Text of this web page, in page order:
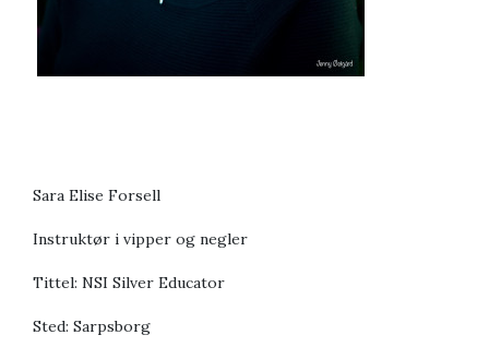
Sara Elise Forsell
Instruktør i vipper og negler
Tittel: NSI Silver Educator
Sted: Sarpsborg